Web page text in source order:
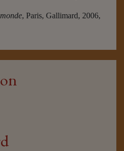
, Paris, Gallimard, 2006,